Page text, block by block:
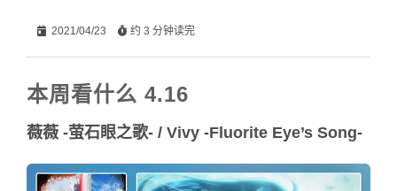
2021/04/23 约 3 分钟读完
本周看什么 4.16
薇薇 -萤石眼之歌- / Vivy -Fluorite Eye’s Song-